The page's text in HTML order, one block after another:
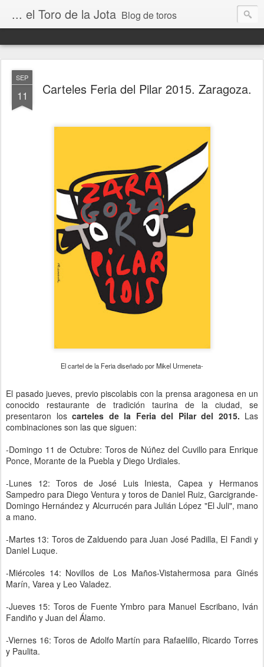
... el Toro de la Jota Blog de toros
SEP
11 Carteles Feria del Pilar 2015. Zaragoza.
El cartel de la Feria diseñado por Mikel Urmeneta-
El pasado jueves, previo piscolabis con la prensa aragonesa en un
conocido restaurante de tradición taurina de la ciudad, se
presentaron loscarteles de la Feria del Pilar del 2015. Las
combinaciones son las que siguen:
-Domingo 11 de Octubre: Toros de Núñez del Cuvillo para Enrique
Ponce, Morante de la Puebla y Diego Urdiales.
-Lunes 12: Toros de José Luis Iniesta, Capea y Hermanos
Sampedro para Diego Ventura y toros de Daniel Ruiz, Garcigrande-
Domingo Hernández y Alcurrucén para Julián López "El Juli", mano
a mano.
-Martes 13: Toros de Zalduendo para Juan José Padilla, El Fandi y
Daniel Luque.
-Miércoles 14: Novillos de Los Maños-Vistahermosa para Ginés
Marín, Varea y Leo Valadez.
-Jueves 15: Toros de Fuente Ymbro para Manuel Escribano, Iván
Fandiño y Juan del Álamo.
-Viernes 16: Toros de Adolfo Martín para Rafaelillo, Ricardo Torres
y Paulita.